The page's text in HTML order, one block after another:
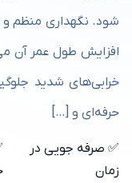
شود. نگهداری منظم و
افزایش طول عمر آن
خرابی‌های شدید
حرفه‌ای و […]
✅ صرفه جویی در
زمان